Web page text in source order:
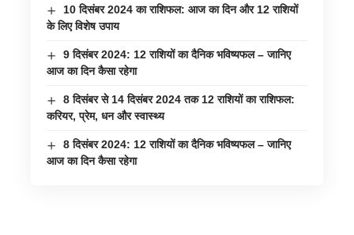
10 दिसंबर 2024 का राशिफल: आज का दिन और 12 राशियों
के लिए विशेष उपाय
9 दिसंबर 2024: 12 राशियों का दैनिक भविष्यफल – जानिए
आज का दिन कैसा रहेगा
8 दिसंबर से 14 दिसंबर 2024 तक 12 राशियों का राशिफल:
करियर, प्रेम, धन और स्वास्थ्य
8 दिसंबर 2024: 12 राशियों का दैनिक भविष्यफल – जानिए
आज का दिन कैसा रहेगा